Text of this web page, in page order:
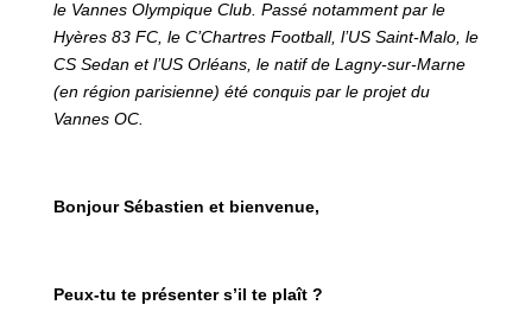
le Vannes Olympique Club. Passé notamment par le
Hyères 83 FC, le C’Chartres Football, l’US Saint-Malo, le
CS Sedan et l’US Orléans, le natif de Lagny-sur-Marne
(en région parisienne) été conquis par le projet du
Vannes OC.
Bonjour Sébastien et bienvenue,
Peux-tu te présenter s’il te plaît ?